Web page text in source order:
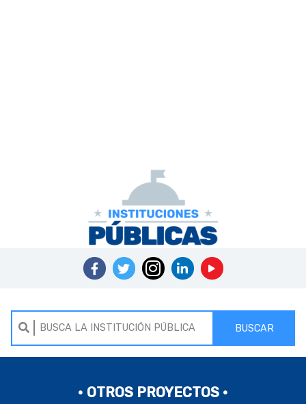
BUSCAR
• OTROS PROYECTOS •